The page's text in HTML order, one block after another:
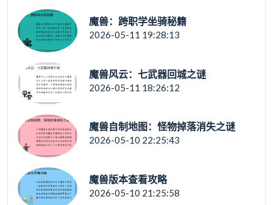
魔兽：跨职学坐骑秘籍
2026-05-11 19:28:13
魔兽风云：七武器回城之谜
2026-05-11 18:26:12
魔兽自制地图：怪物掉落消失之谜
2026-05-10 22:25:43
魔兽版本查看攻略
2026-05-10 21:25:58